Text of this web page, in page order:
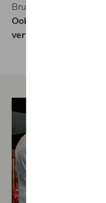
Brugge dé
Ookal was je nog
vertelden je er alles